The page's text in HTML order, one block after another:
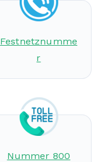
Festnetznumme
r
Nummer 800